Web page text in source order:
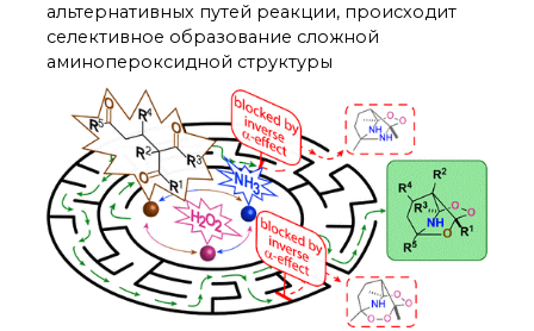
альтернативных путей реакции, происходит
селективное образование сложной
аминопероксидной структуры